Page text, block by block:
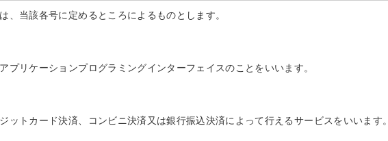
当該各号に定めるところによるものとします。
プリケーションプログラミングインターフェイスのことをいいます。
ットカード決済、コンビニ決済又は銀行振込決済によって行えるサービスをいいます。